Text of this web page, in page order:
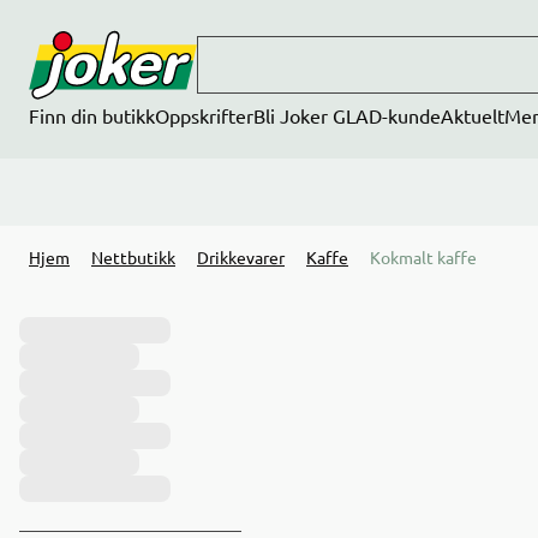
Finn din butikkOppskrifterBli Joker GLAD-kundeAktueltMer
Hjem Nettbutikk Drikkevarer Kaffe Kokmalt kaffe